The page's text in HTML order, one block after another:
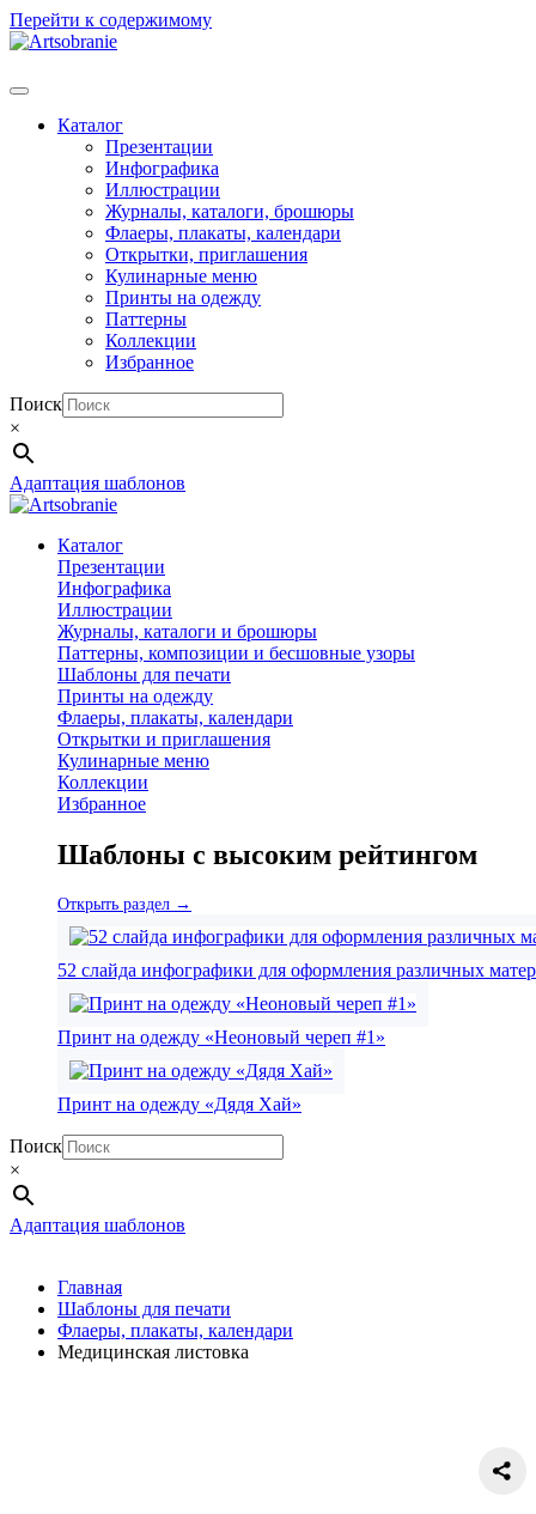
Перейти к содержимому
Каталог
Презентации
Инфографика
Иллюстрации
Журналы, каталоги, брошюры
Флаеры, плакаты, календари
Открытки, приглашения
Кулинарные меню
Принты на одежду
Паттерны
Коллекции
Избранное
Поиск
×
Адаптация шаблонов
Каталог
Презентации
Инфографика
Иллюстрации
Журналы, каталоги и брошюры
Паттерны, композиции и бесшовные узоры
Шаблоны для печати
Принты на одежду
Флаеры, плакаты, календари
Открытки и приглашения
Кулинарные меню
Коллекции
Избранное
Шаблоны с высоким рейтингом
Открыть раздел →
52 слайда инфографики для оформления различных
Принт на одежду «Неоновый череп #1»
Принт на одежду «Дядя Хай»
Поиск
×
Адаптация шаблонов
Главная
Шаблоны для печати
Флаеры, плакаты, календари
Медицинская листовка